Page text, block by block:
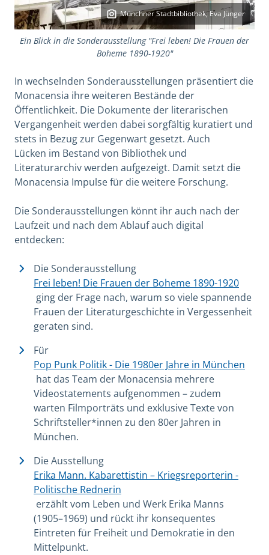
Münchner Stadtbibliothek, Eva Jünger
Ein Blick in die Sonderausstellung "Frei leben! Die Frauen der
Boheme 1890-1920"
In wechselnden Sonderausstellungen präsentiert die
Monacensia ihre weiteren Bestände der
Öffentlichkeit. Die Dokumente der literarischen
Vergangenheit werden dabei sorgfältig kuratiert und
stets in Bezug zur Gegenwart gesetzt. Auch
Lücken im Bestand von Bibliothek und
Literaturarchiv werden aufgezeigt. Damit setzt die
Monacensia Impulse für die weitere Forschung.
Die Sonderausstellungen könnt ihr auch nach der
Laufzeit und nach dem Ablauf auch digital
entdecken:
Die Sonderausstellung
Frei leben! Die Frauen der Boheme 1890-1920
ging der Frage nach, warum so viele spannende
Frauen der Literaturgeschichte in Vergessenheit
geraten sind.
Für
Pop Punk Politik - Die 1980er Jahre in München
hat das Team der Monacensia mehrere
Videostatements aufgenommen – zudem
warten Filmporträts und exklusive Texte von
Schriftsteller*innen zu den 80er Jahren in
München.
Die Ausstellung
Erika Mann. Kabarettistin – Kriegsreporterin -
Politische Rednerin
erzählt vom Leben und Werk Erika Manns
(1905–1969) und rückt ihr konsequentes
Eintreten für Freiheit und Demokratie in den
Mittelpunkt.